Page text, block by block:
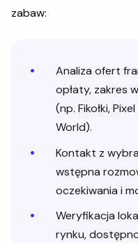
zabaw:
Analiza ofert
opłaty, zakres
(np. Fikołki,
World).
Kontakt z
wstępna
oczekiwania i
Weryfikacja
rynku,